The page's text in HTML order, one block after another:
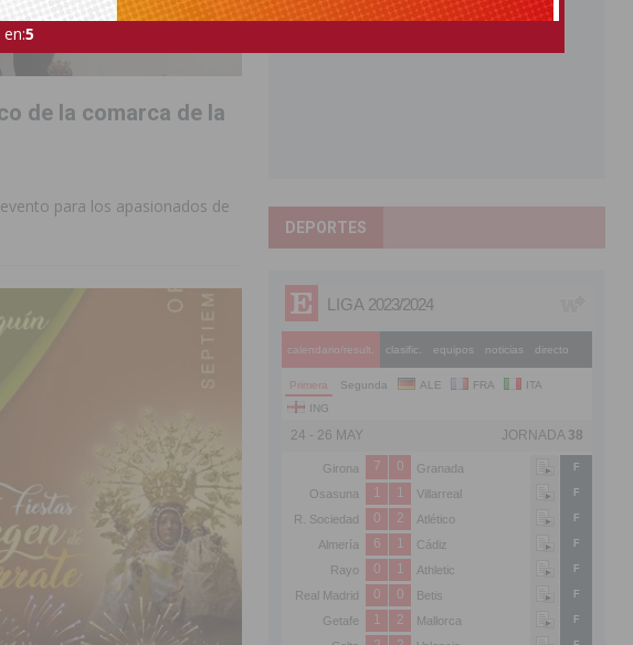
de la comarca de la
para los apasionados de
DEPORTES
3